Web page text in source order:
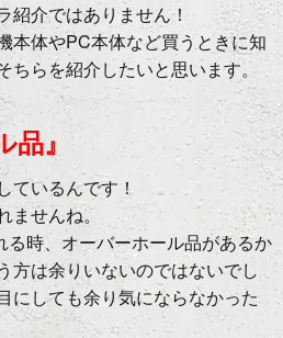
紹介ではありません！
本体やPC本体など買うときに知
ちらを紹介したいと思います。
』
ているんです！
ませんね。
時、オーバーホール品があるか
は余りいないのではないでし
にしても余り気にならなかった